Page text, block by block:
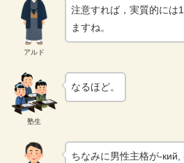
アルド
注意すれば，実質的には
ますね。
塾生
なるほど。
ちなみに男性主格が-